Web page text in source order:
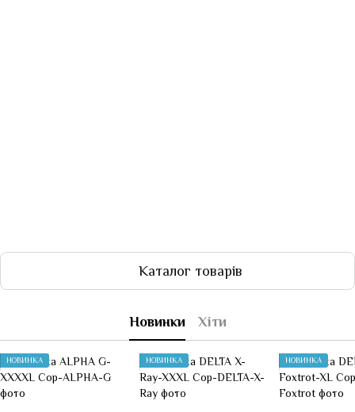
Каталог товарів
Новинки Хіти
НОВИНКА НОВИНКА НОВИНКА